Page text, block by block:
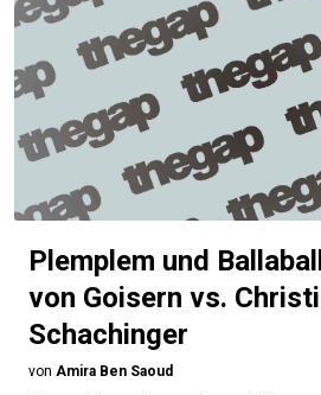
Plemplem und
von Goisern vs.
Schachinger
von Amira Ben Saoud